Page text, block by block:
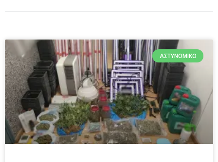
ΑΣΤΥΝΟΜΙΚΌ